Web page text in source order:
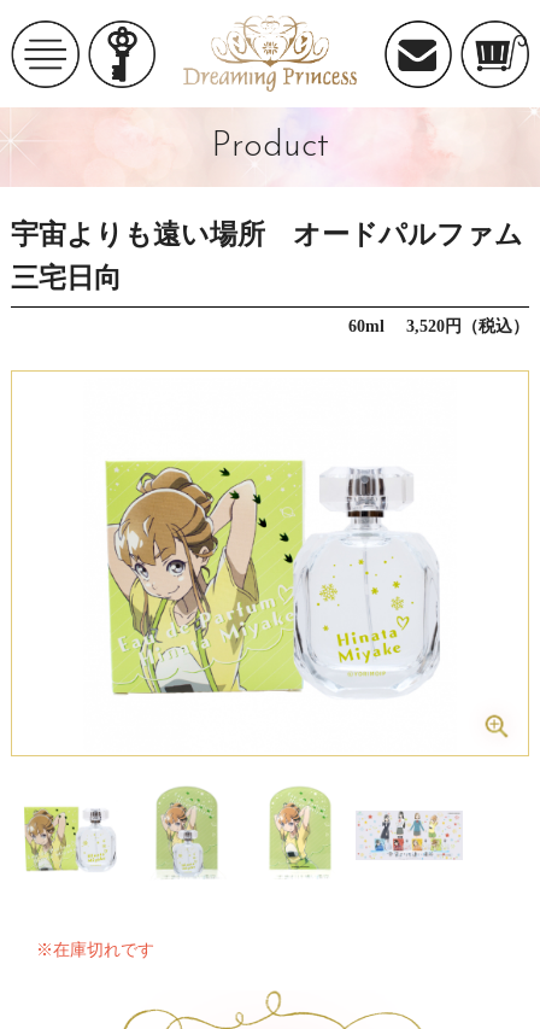
Product
宇宙よりも遠い場所 オードパルファム
三宅日向
60ml 3,520円（税込）
※在庫切れです